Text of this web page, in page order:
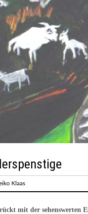
Klaas
mit der sehenswerten